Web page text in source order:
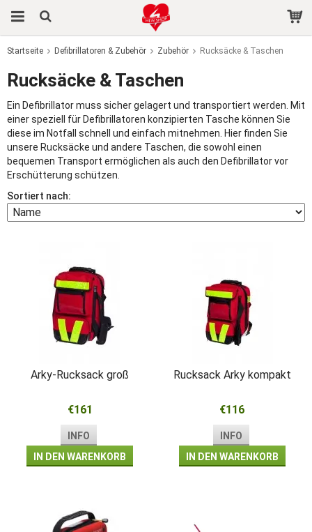
Startseite Defibrillatoren & Zubehör Zubehör Rucksäcke & Taschen
Rucksäcke & Taschen
Ein Defibrillator muss sicher gelagert und transportiert werden. Mit
einer speziell für Defibrillatoren konzipierten Tasche können Sie
diese im Notfall schnell und einfach mitnehmen. Hier finden Sie
unsere Rucksäcke und andere Taschen, die sowohl einen
bequemen Transport ermöglichen als auch den Defibrillator vor
Erschütterung schützen.
Sortiert nach:
Arky-Rucksack groß
€161
INFO
IN DEN WARENKORB
Rucksack Arky kompakt
€116
INFO
IN DEN WARENKORB